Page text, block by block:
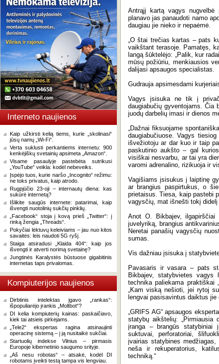
Interneto naujienos
Kaip užkirsti kelią tiems, kurie „skolinasi“
jūsų namų „Wi-Fi“.
Verta suklusti perkantiems internetu: 900
kenkėjiškų svetainių apsimeta „Amazon“.
Visame pasaulyje pastebėta sutrikusi
„YouTube“ veikla: kodėl nebeveiks.
Įspėjo tuos, kurie naršo „Incognito“ režimu:
ne toks privatus, kaip atrodo.
Rugpjūčio 23-oji – internautų diena: kas
sukūrė internetą?
Išlikite saugūs internete: patarimai, kaip
išvengti nuotolinių sukčių pinklių.
„Facebook“ stoja į kovą prieš „Twitter“: į
rinką žengia „Threads“.
Pokyčiai lėktuvų keleiviams – jau nuo kitos
savaitės: leis naudoti 5G ryšį.
Staiga atsiradusi „Klaida 404“: kaip jos
išvengti ir atverti norimą svetainę?
Jungtinės Karalystės būstuose gigabitinis
internetas taps privalomas.
Kompiuterijos naujienos
Dirbtinis intelektas įgavo „rankas“:
išpopuliarėjo įrankis „Moltbot“?
DI kelia kompiuterių kainas: paskaičiavo,
kiek tai atsieis pirkėjams.
„Tele2“ ekspertas ragina atsinaujinti
operacinę sistemą – į ją nusitaikė sukčiai.
Startuolių indekse Vilnius – pirmasis
Europoje kibernetinio saugumo srityje.
„Aš nesu robotas“ – atsakė, kodėl DI
robotams įveikti testą tampa vis lengviau.
Antrąjį kartą vagys
planavo jas panaudoti namo
daugiau jie nieko ir nepaėmė.
„O štai trečias kartas – pats
vaikštant terasoje. Pamatęs,
langą šūktelėjo: „Palik, kur
mūsų požiūriu, menkiausios
dalijasi apsaugos specialistas.
Gudrauja apsimesdami
Vagys įsisuka ne tik į
daugiabučių gyventojams.
juodų darbelių imasi ir dienos
„Dažnai fiksuojame
daugiabučiuose. Vagys
išvežiotoju ar dar kuo ir taip
paskutinio aukšto – gal
visiškai nesvarbu, ar tai yra
varomi adrenalino, rizikuoja ir
Vagišiams įsisukus į laiptinę
ar brangius paspirtukus, o
prietaisus. Tiesa, kaip pastebi
vagysčių, mat išnešti tokį
Anot O. Bikbajev,
juvelyriką, brangius
Neretai panašių vagysčių
sumas.
Vis dažniau įsisuka į
Pavasaris ir vasara – pats
Bikbajev, statybvietes vagys
technika paliekama praktiškai
„Kam viską nešioti, jei rytoj
lengvai pasisavintus daiktus
„GRIFS AG“ apsaugos
statybų aikštelių: „Pirmiausia
įranga – brangūs statybiniai
suktuvai, perforatoriai,
įvairias statybines
neša ir rekuperatorius,
techniką.“